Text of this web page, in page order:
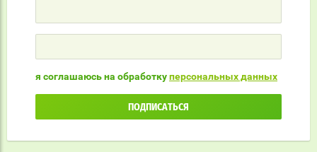
я соглашаюсь на обработкуперсональных данных
ПОДПИСАТЬСЯ